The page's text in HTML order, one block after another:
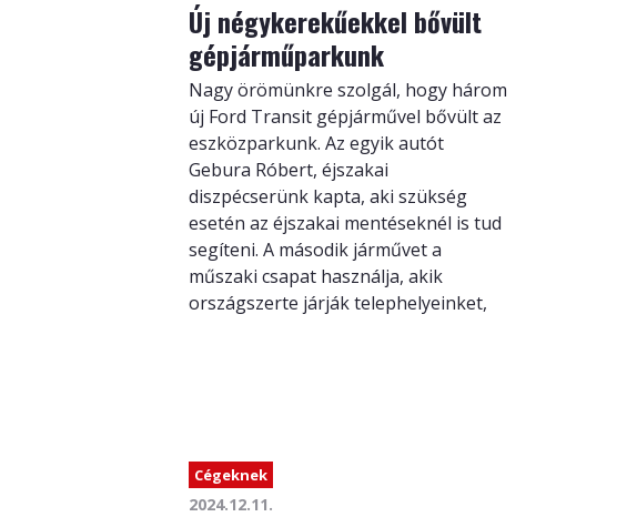
Új négykerekűekkel bővült
gépjárműparkunk
Nagy örömünkre szolgál, hogy három
új Ford Transit gépjárművel bővült az
eszközparkunk. Az egyik autót
Gebura Róbert, éjszakai
diszpécserünk kapta, aki szükség
esetén az éjszakai mentéseknél is tud
segíteni. A második járművet a
műszaki csapat használja, akik
országszerte járják telephelyeinket,
Cégeknek
2024.12.11.